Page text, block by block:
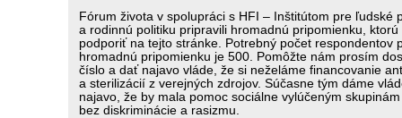
Fórum života v spolupráci s HFI – Inštitútom pre ľudské
a rodinnú politiku pripravili hromadnú pripomienku, ktorú
podporiť na tejto stránke. Potrebný počet respondentov
hromadnú pripomienku je 500. Pomôžte nám prosím
číslo a dať najavo vláde, že si neželáme financovanie
a sterilizácií z verejných zdrojov. Súčasne tým dáme
najavo, že by mala pomoc sociálne vylúčeným
bez diskriminácie a rasizmu.